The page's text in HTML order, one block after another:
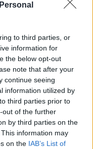
to third parties, or
information for
the below opt-out
note that after your
continue seeing
information utilized by
third parties prior to
out of the further
by third parties on the
information may
on the IAB’s List of
Κυψέλη: Οι
συζύγου του
του